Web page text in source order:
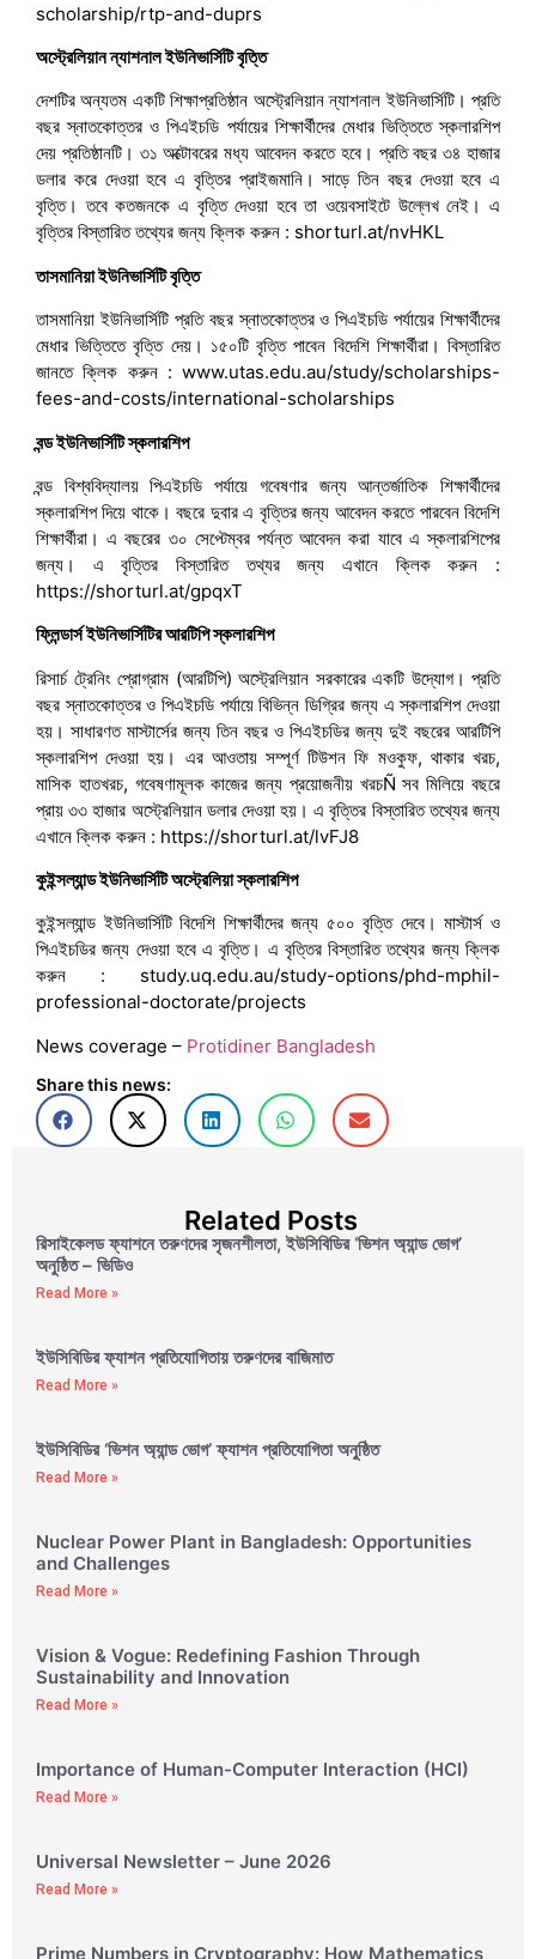
scholarship/rtp-and-duprs
অস্ট্রেলিয়ান ন্যাশনাল ইউনিভার্সিটি বৃত্তি
দেশটির অন্যতম একটি শিক্ষাপ্রতিষ্ঠান অস্ট্রেলিয়ান ন্যাশনাল ইউনিভার্সিটি। প্রতি
বছর স্নাতকোত্তর ও পিএইচডি পর্যায়ের শিক্ষার্থীদের মেধার ভিত্তিতে স্কলারশিপ
দেয় প্রতিষ্ঠানটি। ৩১ অক্টোবরের মধ্য আবেদন করতে হবে। প্রতি বছর ৩৪ হাজার
ডলার করে দেওয়া হবে এ বৃত্তির প্রাইজমানি। সাড়ে তিন বছর দেওয়া হবে এ
বৃত্তি। তবে কতজনকে এ বৃত্তি দেওয়া হবে তা ওয়েবসাইটে উল্লেখ নেই। এ
বৃত্তির বিস্তারিত তথ্যের জন্য ক্লিক করুন : shorturl.at/nvHKL
তাসমানিয়া ইউনিভার্সিটি বৃত্তি
তাসমানিয়া ইউনিভার্সিটি প্রতি বছর স্নাতকোত্তর ও পিএইচডি পর্যায়ের শিক্ষার্থীদের
মেধার ভিত্তিতে বৃত্তি দেয়। ১৫০টি বৃত্তি পাবেন বিদেশি শিক্ষার্থীরা। বিস্তারিত
জানতে ক্লিক করুন : www.utas.edu.au/study/scholarships-
fees-and-costs/international-scholarships
বন্ড ইউনিভার্সিটি স্কলারশিপ
বন্ড বিশ্ববিদ্যালয় পিএইচডি পর্যায়ে গবেষণার জন্য আন্তর্জাতিক শিক্ষার্থীদের
স্কলারশিপ দিয়ে থাকে। বছরে দুবার এ বৃত্তির জন্য আবেদন করতে পারবেন বিদেশি
শিক্ষার্থীরা। এ বছরের ৩০ সেপ্টেম্বর পর্যন্ত আবেদন করা যাবে এ স্কলারশিপের
জন্য। এ বৃত্তির বিস্তারিত তথ্যর জন্য এখানে ক্লিক করুন :
https://shorturl.at/gpqxT
ফ্লিন্ডার্স ইউনিভার্সিটির আরটিপি স্কলারশিপ
রিসার্চ ট্রেনিং প্রোগ্রাম (আরটিপি) অস্ট্রেলিয়ান সরকারের একটি উদ্যোগ। প্রতি
বছর স্নাতকোত্তর ও পিএইচডি পর্যায়ে বিভিন্ন ডিগ্রির জন্য এ স্কলারশিপ দেওয়া
হয়। সাধারণত মাস্টার্সের জন্য তিন বছর ও পিএইচডির জন্য দুই বছরের আরটিপি
স্কলারশিপ দেওয়া হয়। এর আওতায় সম্পূর্ণ টিউশন ফি মওকুফ, থাকার খরচ,
মাসিক হাতখরচ, গবেষণামূলক কাজের জন্য প্রয়োজনীয় খরচÑ সব মিলিয়ে বছরে
প্রায় ৩৩ হাজার অস্ট্রেলিয়ান ডলার দেওয়া হয়। এ বৃত্তির বিস্তারিত তথ্যের জন্য
এখানে ক্লিক করুন : https://shorturl.at/lvFJ8
কুইন্সল্যান্ড ইউনিভার্সিটি অস্ট্রেলিয়া স্কলারশিপ
কুইন্সল্যান্ড ইউনিভার্সিটি বিদেশি শিক্ষার্থীদের জন্য ৫০০ বৃত্তি দেবে। মাস্টার্স ও
পিএইচডির জন্য দেওয়া হবে এ বৃত্তি। এ বৃত্তির বিস্তারিত তথ্যের জন্য ক্লিক
করুন : study.uq.edu.au/study-options/phd-mphil-
professional-doctorate/projects
News coverage – Protidiner Bangladesh
Share this news:
Related Posts
রিসাইকেলড ফ্যাশনে তরুণদের সৃজনশীলতা, ইউসিবিডির ‘ভিশন অ্যান্ড ভোগ’
অনুষ্ঠিত – ভিডিও
Read More »
ইউসিবিডির ফ্যাশন প্রতিযোগিতায় তরুণদের বাজিমাত
Read More »
ইউসিবিডির ‘ভিশন অ্যান্ড ভোগ’ ফ্যাশন প্রতিযোগিতা অনুষ্ঠিত
Read More »
Nuclear Power Plant in Bangladesh: Opportunities
and Challenges
Read More »
Vision & Vogue: Redefining Fashion Through
Sustainability and Innovation
Read More »
Importance of Human-Computer Interaction (HCI)
Read More »
Universal Newsletter – June 2026
Read More »
Prime Numbers in Cryptography: How Mathematics